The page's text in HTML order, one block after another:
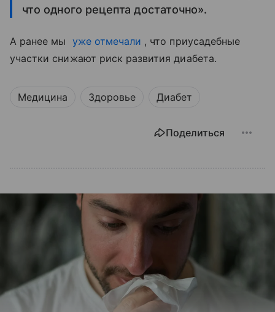
что одного рецепта достаточно».
А ранее мы уже отмечали , что приусадебные
участки снижают риск развития диабета.
Медицина Здоровье Диабет
Поделиться